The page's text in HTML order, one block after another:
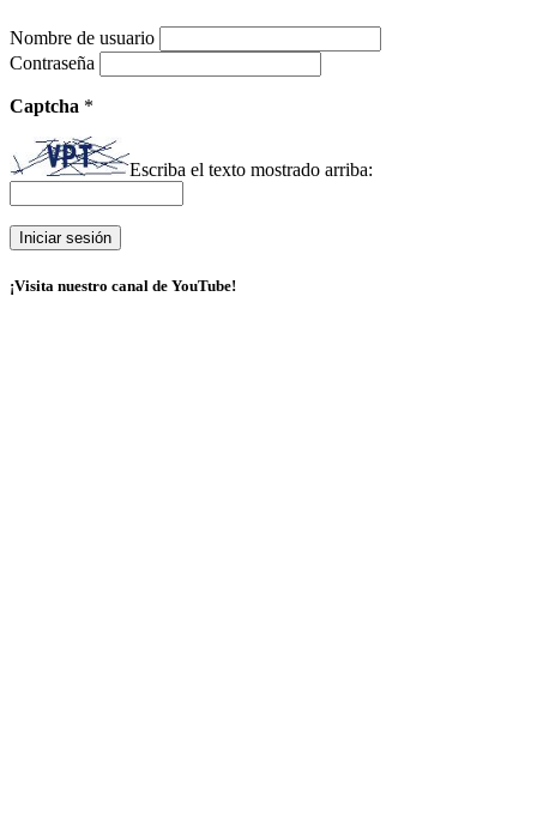
Nombre de usuario
Contraseña
Captcha *
Escriba el texto mostrado arriba:
¡Visita nuestro canal de YouTube!